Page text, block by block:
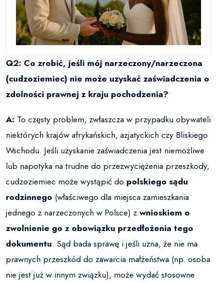
Q2: Co zrobić, jeśli mój narzeczony/narzeczona
(cudzoziemiec) nie może uzyskać zaświadczenia o
zdolności prawnej z kraju pochodzenia?
A: To częsty problem, zwłaszcza w przypadku obywateli
niektórych krajów afrykańskich, azjatyckich czy Bliskiego
Wschodu. Jeśli uzyskanie zaświadczenia jest niemożliwe
lub napotyka na trudne do przezwyciężenia przeszkody,
cudzoziemiec może wystąpić do polskiego sądu
rodzinnego (właściwego dla miejsca zamieszkania
jednego z narzeczonych w Polsce) zwnioskiem o
zwolnienie go z obowiązku przedłożenia tego
dokumentu. Sąd bada sprawę i jeśli uzna, że nie ma
prawnych przeszkód do zawarcia małżeństwa (np. osoba
nie jest już w innym związku), może wydać stosowne